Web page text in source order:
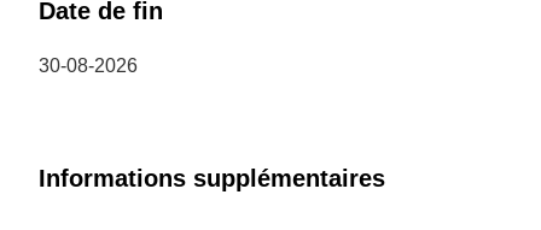
Date de fin
30-08-2026
Informations supplémentaires